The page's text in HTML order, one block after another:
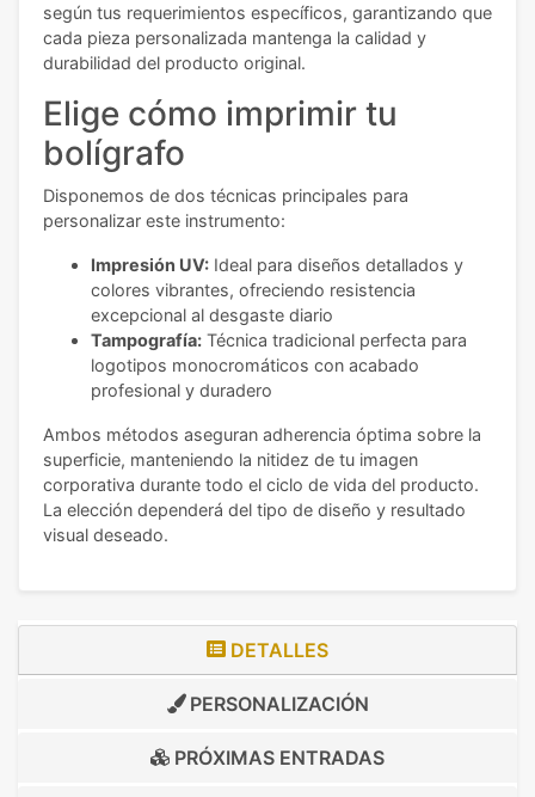
según tus requerimientos específicos, garantizando que
cada pieza personalizada mantenga la calidad y
durabilidad del producto original.
Elige cómo imprimir tu
bolígrafo
Disponemos de dos técnicas principales para
personalizar este instrumento:
Impresión UV: Ideal para diseños detallados y
colores vibrantes, ofreciendo resistencia
excepcional al desgaste diario
Tampografía: Técnica tradicional perfecta para
logotipos monocromáticos con acabado
profesional y duradero
Ambos métodos aseguran adherencia óptima sobre la
superficie, manteniendo la nitidez de tu imagen
corporativa durante todo el ciclo de vida del producto.
La elección dependerá del tipo de diseño y resultado
visual deseado.
DETALLES
PERSONALIZACIÓN
PRÓXIMAS ENTRADAS